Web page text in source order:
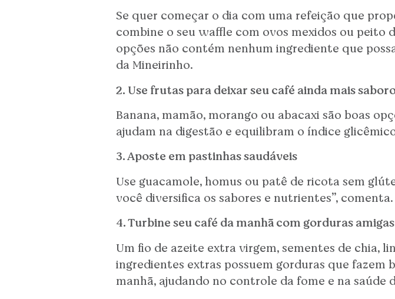
Se quer começar o dia com uma refeição que
combine o seu waffle com ovos mexidos ou peito
opções não contém nenhum ingrediente que
da Mineirinho.
2. Use frutas para deixar seu café ainda mais
Banana, mamão, morango ou abacaxi são boas
ajudam na digestão e equilibram o índice
3. Aposte em pastinhas saudáveis
Use guacamole, homus ou patê de ricota sem
você diversifica os sabores e nutrientes”, comenta.
4. Turbine seu café da manhã com gorduras
Um fio de azeite extra virgem, sementes de chia,
ingredientes extras possuem gorduras que fazem
manhã, ajudando no controle da fome e na saúde